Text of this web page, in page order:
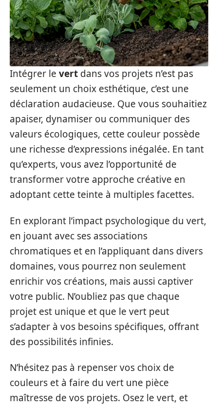
Intégrer le vert dans vos projets n’est pas
seulement un choix esthétique, c’est une
déclaration audacieuse. Que vous souhaitiez
apaiser, dynamiser ou communiquer des
valeurs écologiques, cette couleur possède
une richesse d’expressions inégalée. En tant
qu’experts, vous avez l’opportunité de
transformer votre approche créative en
adoptant cette teinte à multiples facettes.
En explorant l’impact psychologique du vert,
en jouant avec ses associations
chromatiques et en l’appliquant dans divers
domaines, vous pourrez non seulement
enrichir vos créations, mais aussi captiver
votre public. N’oubliez pas que chaque
projet est unique et que le vert peut
s’adapter à vos besoins spécifiques, offrant
des possibilités infinies.
N’hésitez pas à repenser vos choix de
couleurs et à faire du vert une pièce
maîtresse de vos projets. Osez le vert, et